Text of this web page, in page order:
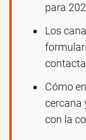
para
Los
Cómo
cercana
con la